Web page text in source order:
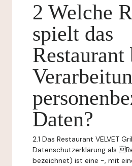
2 Welche
spielt das
Restaurant
Daten?
2.1 Das Restaurant VELVET
Datenschutzerklärung als
bezeichnet) ist eine -, mit